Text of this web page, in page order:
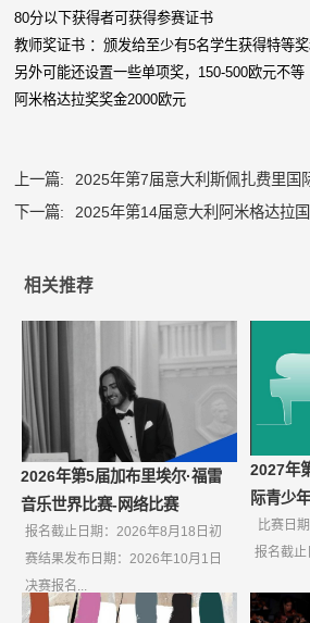
80分以下获得者可获得参赛证书
教师奖证书 ：颁发给至少有5名学生获得特等
另外可能还设置一些单项奖，150-500欧元不等
阿米格达拉奖奖金2000欧元
上一篇:
2025年第7届意大利斯佩扎费里国
下一篇:
2025年第14届意大利阿米格达拉
相关推荐
2026年第5届加布里埃尔·福雷
音乐世界比赛-网络比赛
报名截止日期：2026年8月18日初
赛结果发布日期：2026年10月1日
决赛报名...
2027年
际青少
比赛日
报名截止